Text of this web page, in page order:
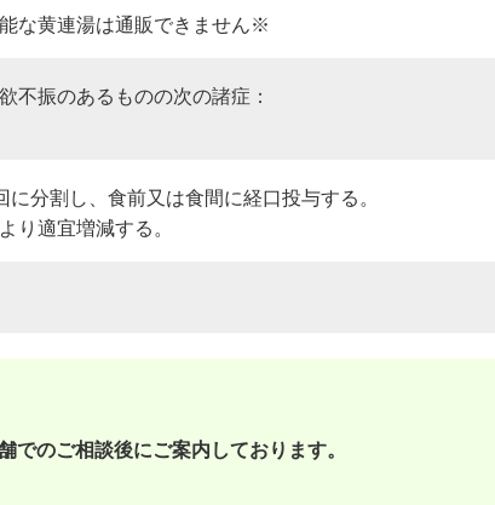
な黄連湯は通販できません※
不振のあるものの次の諸症：
分割し、食前又は食間に経口投与する。
り適宜増減する。
でのご相談後にご案内しております。